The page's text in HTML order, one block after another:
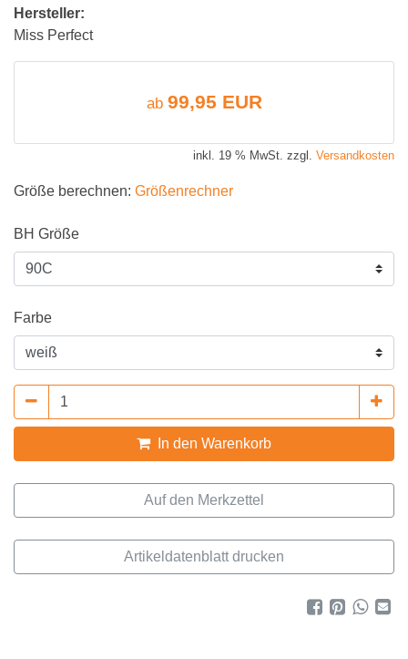
Hersteller:
Miss Perfect
ab 99,95 EUR
inkl. 19 % MwSt. zzgl. Versandkosten
Größe berechnen: Größenrechner
BH Größe
Farbe
In den Warenkorb
Artikeldatenblatt drucken